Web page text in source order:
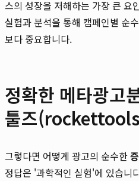
스의 성장을 저해하는 가장 큰 요
실험과 분석을 통해 캠페인별 순
보다 중요합니다.
정확한 메타광고
툴즈
그렇다면 어떻게 광고의 순수한
정답은 '과학적인 실험'에 있습니